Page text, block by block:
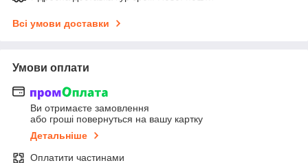
Всі умови доставки
Умови оплати
Ви отримаєте замовлення
або гроші повернуться на вашу картку
Детальніше
Оплатити частинами